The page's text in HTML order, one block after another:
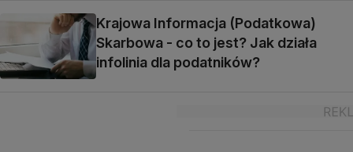
Krajowa Informacja (Podatkowa)
Skarbowa - co to jest? Jak działa
infolinia dla podatników?